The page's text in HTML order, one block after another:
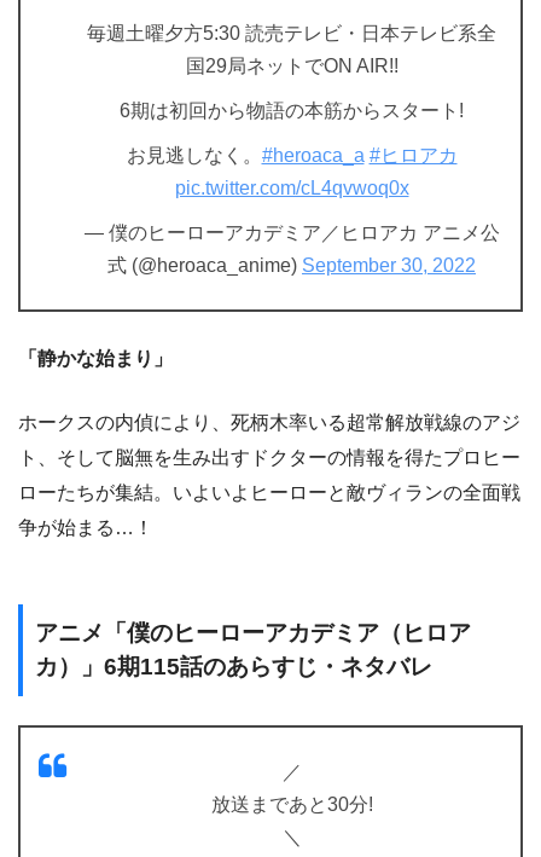
毎週土曜夕方5:30 読売テレビ・日本テレビ系全
国29局ネットでON AIR!!
6期は初回から物語の本筋からスタート!
お見逃しなく。 #heroaca_a #ヒロアカ
pic.twitter.com/cL4qvwoq0x
— 僕のヒーローアカデミア／ヒロアカ アニメ公
式 (@heroaca_anime) September 30, 2022
「静かな始まり」
ホークスの内偵により、死柄木率いる超常解放戦線のアジ
ト、そして脳無を生み出すドクターの情報を得たプロヒー
ローたちが集結。いよいよヒーローと敵ヴィランの全面戦
争が始まる…！
アニメ「僕のヒーローアカデミア（ヒロア
カ）」6期115話のあらすじ・ネタバレ
／
放送まであと30分!
＼